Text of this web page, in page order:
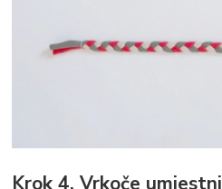
Krok 4.Vrkoče